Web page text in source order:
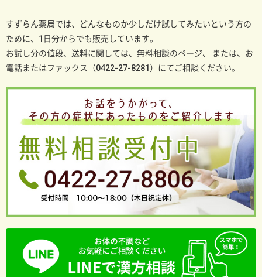
すずらん薬局では、どんなものか少しだけ試してみたいという方の
ために、1日分からでも販売しています。
お試し分の値段、送料に関しては、無料相談のページ、
または、お
電話またはファックス（0422-27-8281）にてご相談ください。